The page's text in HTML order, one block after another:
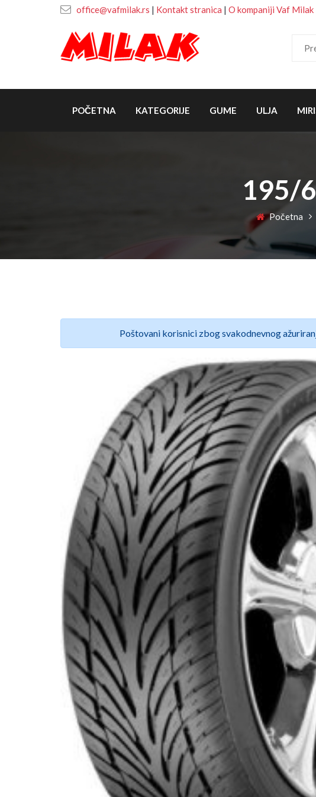
office@vafmilak.rs | Kontakt stranica | O kompaniji Vaf Milak
POČETNA KATEGORIJE GUME ULJA
195/
Početna
Poštovani korisnici zbog svakodnevnog